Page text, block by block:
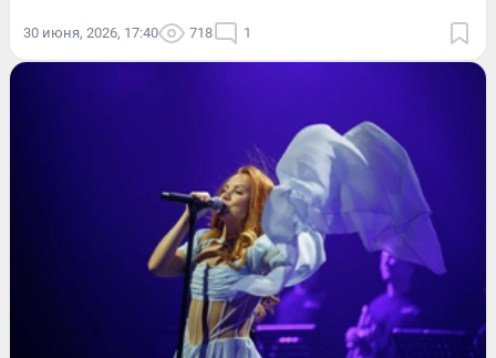
30 июня, 2026, 17:40 718 1